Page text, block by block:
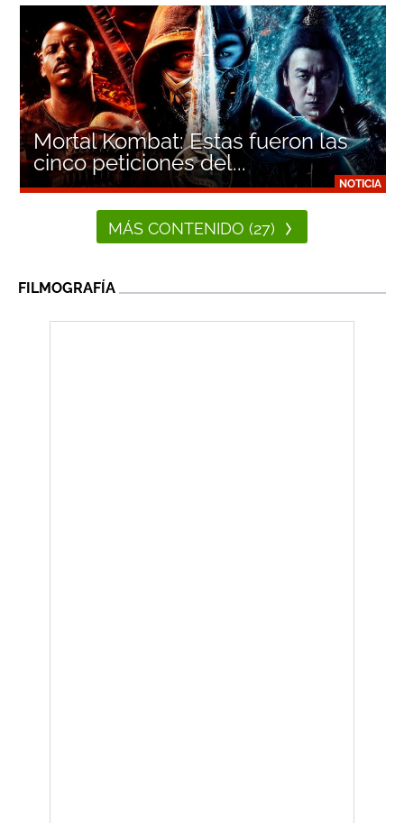
NOTICIA
Mortal Kombat: Estas fueron las
cinco peticiones del...
MÁS CONTENIDO (27)
FILMOGRAFÍA